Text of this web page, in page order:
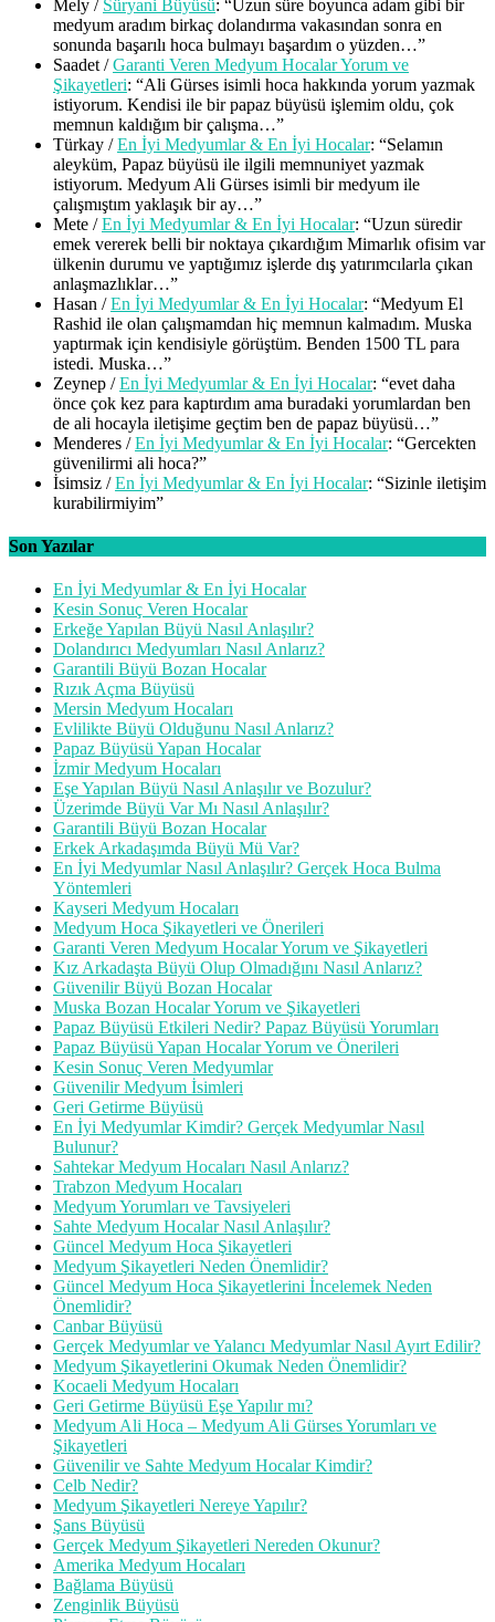
Mely / Süryani Büyüsü: “Uzun süre boyunca adam gibi bir
medyum aradım birkaç dolandırma vakasından sonra en
sonunda başarılı hoca bulmayı başardım o yüzden…”
Saadet /Garanti Veren Medyum Hocalar Yorum ve
Şikayetleri: “Ali Gürses isimli hoca hakkında yorum yazmak
istiyorum. Kendisi ile bir papaz büyüsü işlemim oldu, çok
memnun kaldığım bir çalışma…”
Türkay /En İyi Medyumlar & En İyi Hocalar: “Selamın
aleyküm, Papaz büyüsü ile ilgili memnuniyet yazmak
istiyorum. Medyum Ali Gürses isimli bir medyum ile
çalışmıştım yaklaşık bir ay…”
Mete /En İyi Medyumlar & En İyi Hocalar: “Uzun süredir
emek vererek belli bir noktaya çıkardığım Mimarlık ofisim var
ülkenin durumu ve yaptığımız işlerde dış yatırımcılarla çıkan
anlaşmazlıklar…”
Hasan /En İyi Medyumlar & En İyi Hocalar: “Medyum El
Rashid ile olan çalışmamdan hiç memnun kalmadım. Muska
yaptırmak için kendisiyle görüştüm. Benden 1500 TL para
istedi. Muska…”
Zeynep /En İyi Medyumlar & En İyi Hocalar: “evet daha
önce çok kez para kaptırdım ama buradaki yorumlardan ben
de ali hocayla iletişime geçtim ben de papaz büyüsü…”
Menderes /En İyi Medyumlar & En İyi Hocalar: “Gercekten
güvenilirmi ali hoca?”
İsimsiz /En İyi Medyumlar & En İyi Hocalar: “Sizinle iletişim
kurabilirmiyim”
Son Yazılar
En İyi Medyumlar & En İyi Hocalar
Kesin Sonuç Veren Hocalar
Erkeğe Yapılan Büyü Nasıl Anlaşılır?
Dolandırıcı Medyumları Nasıl Anlarız?
Garantili Büyü Bozan Hocalar
Rızık Açma Büyüsü
Mersin Medyum Hocaları
Evlilikte Büyü Olduğunu Nasıl Anlarız?
Papaz Büyüsü Yapan Hocalar
İzmir Medyum Hocaları
Eşe Yapılan Büyü Nasıl Anlaşılır ve Bozulur?
Üzerimde Büyü Var Mı Nasıl Anlaşılır?
Garantili Büyü Bozan Hocalar
Erkek Arkadaşımda Büyü Mü Var?
En İyi Medyumlar Nasıl Anlaşılır? Gerçek Hoca Bulma
Yöntemleri
Kayseri Medyum Hocaları
Medyum Hoca Şikayetleri ve Önerileri
Garanti Veren Medyum Hocalar Yorum ve Şikayetleri
Kız Arkadaşta Büyü Olup Olmadığını Nasıl Anlarız?
Güvenilir Büyü Bozan Hocalar
Muska Bozan Hocalar Yorum ve Şikayetleri
Papaz Büyüsü Etkileri Nedir? Papaz Büyüsü Yorumları
Papaz Büyüsü Yapan Hocalar Yorum ve Önerileri
Kesin Sonuç Veren Medyumlar
Güvenilir Medyum İsimleri
Geri Getirme Büyüsü
En İyi Medyumlar Kimdir? Gerçek Medyumlar Nasıl
Bulunur?
Sahtekar Medyum Hocaları Nasıl Anlarız?
Trabzon Medyum Hocaları
Medyum Yorumları ve Tavsiyeleri
Sahte Medyum Hocalar Nasıl Anlaşılır?
Güncel Medyum Hoca Şikayetleri
Medyum Şikayetleri Neden Önemlidir?
Güncel Medyum Hoca Şikayetlerini İncelemek Neden
Önemlidir?
Canbar Büyüsü
Gerçek Medyumlar ve Yalancı Medyumlar Nasıl Ayırt Edilir?
Medyum Şikayetlerini Okumak Neden Önemlidir?
Kocaeli Medyum Hocaları
Geri Getirme Büyüsü Eşe Yapılır mı?
Medyum Ali Hoca – Medyum Ali Gürses Yorumları ve
Şikayetleri
Güvenilir ve Sahte Medyum Hocalar Kimdir?
Celb Nedir?
Medyum Şikayetleri Nereye Yapılır?
Şans Büyüsü
Gerçek Medyum Şikayetleri Nereden Okunur?
Amerika Medyum Hocaları
Bağlama Büyüsü
Zenginlik Büyüsü